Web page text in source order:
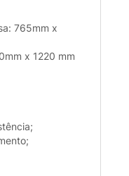
765mm x
x 1220 mm